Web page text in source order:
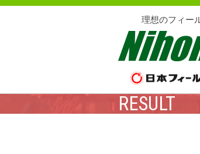
理想のフィー
RESULT